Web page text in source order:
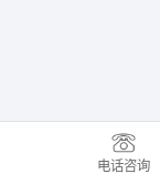
电话咨询